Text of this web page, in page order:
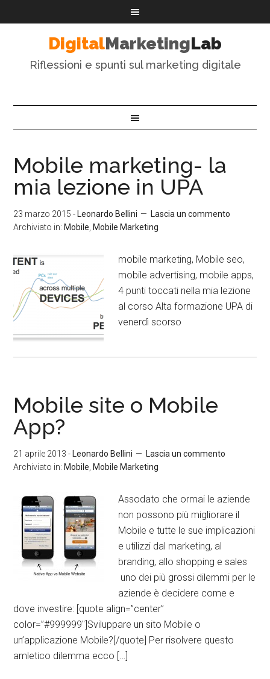
DigitalMarketingLab
Riflessioni e spunti sul marketing digitale
Mobile marketing- la
mia lezione in UPA
23 marzo 2015 - Leonardo Bellini
Lascia un commento
Archiviato in: Mobile Mobile Marketing
mobile marketing, Mobile seo,
mobile advertising, mobile apps,
4 punti toccati nella mia lezione
al corso Alta formazione UPA di
venerdì scorso
Mobile site o Mobile
App?
21 aprile 2013 - Leonardo Bellini
Lascia un commento
Archiviato in: Mobile Mobile Marketing
Assodato che ormai le aziende
non possono più migliorare il
Mobile e tutte le sue implicazioni
e utilizzi dal marketing, al
branding, allo shopping e sales
uno dei più grossi dilemmi per le
aziende è decidere come e
dove investire: [quote align=”center”
color=”#999999″]Sviluppare un sito Mobile o
un’applicazione Mobile?[/quote] Per risolvere questo
amletico dilemma ecco […]